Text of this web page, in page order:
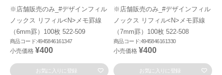
※店舗販売のみ_#デザインフィル
ノックス リフィル<N>メモ罫線
（6mm罫）100枚 522-509
商品コード:4945846161347
小売価格 ¥400
お気に入りに登録
※店舗販売のみ_#デザインフィル
ノックス リフィル<N>メモ罫線
（7mm罫）100枚 522-508
商品コード:4945846161330
小売価格 ¥400
お気に入りに登録